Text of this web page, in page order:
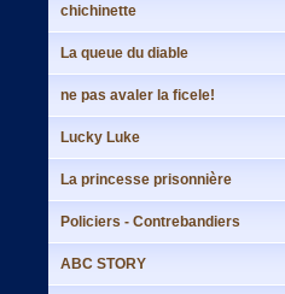
chichinette
La queue du diable
ne pas avaler la ficele!
Lucky Luke
La princesse prisonnière
Policiers - Contrebandiers
ABC STORY